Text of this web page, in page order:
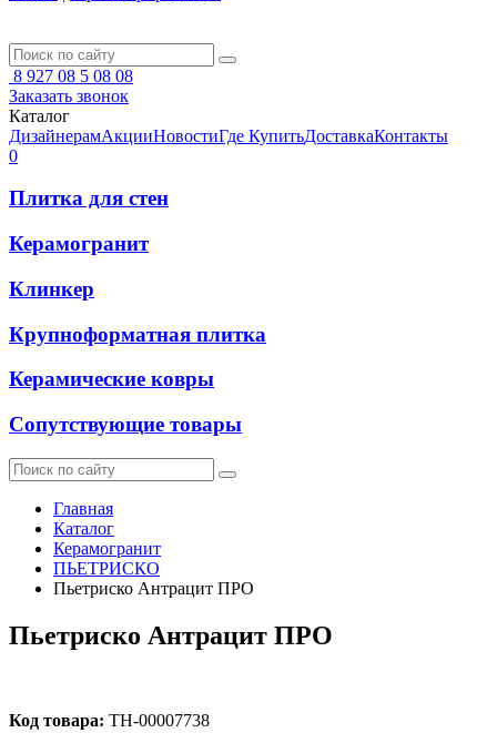
8 927 08 5 08 08
Заказать звонок
Каталог
ДизайнерамАкцииНовостиГде КупитьДоставкаКонтакты
0
Плитка для стен
Керамогранит
Клинкер
Крупноформатная плитка
Керамические ковры
Сопутствующие товары
Главная
Каталог
Керамогранит
ПЬЕТРИСКО
Пьетриско Антрацит ПРО
Пьетриско Антрацит ПРО
Код товара: ТН-00007738